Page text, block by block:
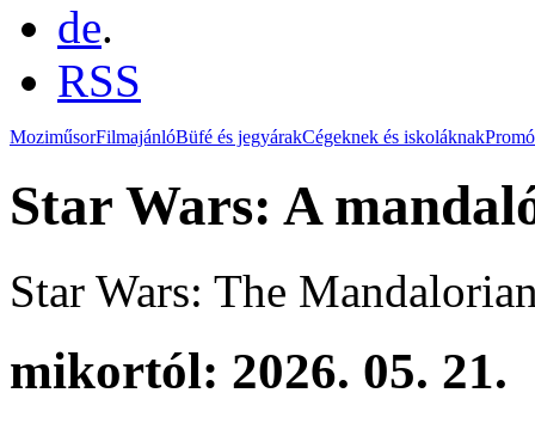
de.
RSS
MoziműsorFilmajánlóBüfé és jegyárakCégeknek és iskoláknak
Star Wars: A
Star Wars: The
mikortól: 2026. 05. 21.